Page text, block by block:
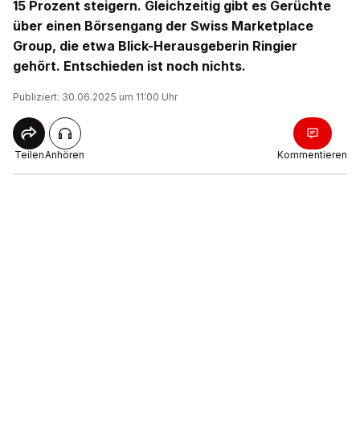
15 Prozent steigern. Gleichzeitig gibt es Gerüchte
über einen Börsengang der Swiss Marketplace
Group, die etwa Blick-Herausgeberin Ringier
gehört. Entschieden ist noch nichts.
Publiziert: 30.06.2025 um 11:00 Uhr
TeilenAnhören Kommentieren